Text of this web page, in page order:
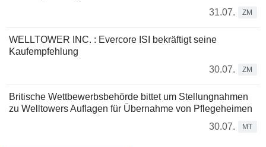
31.07.
ZM
WELLTOWER INC. : Evercore ISI bekräftigt seine
Kaufempfehlung
30.07.
ZM
Britische Wettbewerbsbehörde bittet um Stellungnahmen
zu Welltowers Auflagen für Übernahme von Pflegeheimen
30.07.
MT